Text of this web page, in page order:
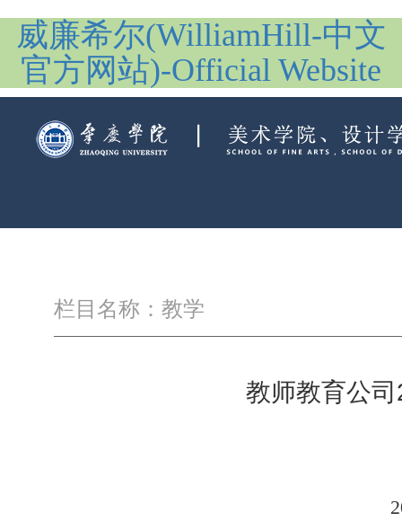
威廉希尔(WilliamHill-中文
官方网站)-Official Website
栏目名称：教学
教师教育公